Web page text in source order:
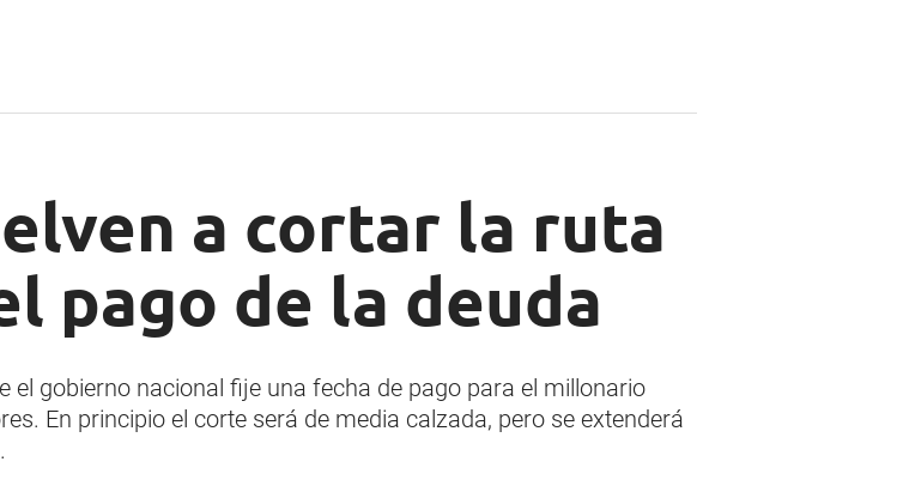
a cortar la ruta
pago de la deuda
el gobierno nacional fije una fecha de pago para el millonario
En principio el corte será de media calzada, pero se extenderá